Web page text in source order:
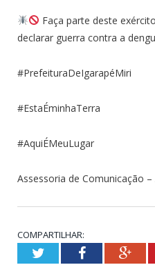
Faça parte deste
declarar guerra contra a
#PrefeituraDeIgarapéMiri
#EstaÉminhaTerra
#AquiÉMeuLugar
Assessoria de Comunicação –
COMPARTILHAR:
TwitterFacebook